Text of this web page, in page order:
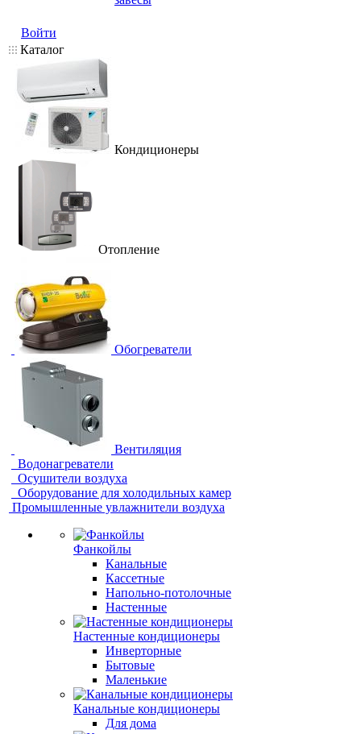
Войти
Каталог
Кондиционеры
Отопление
Обогреватели
Вентиляция
Водонагреватели
Осушители воздуха
Оборудование для холодильных камер
Промышленные увлажнители воздуха
Фанкойлы
Канальные
Кассетные
Напольно-потолочные
Настенные
Настенные кондиционеры
Инверторные
Бытовые
Маленькие
Канальные кондиционеры
Для дома